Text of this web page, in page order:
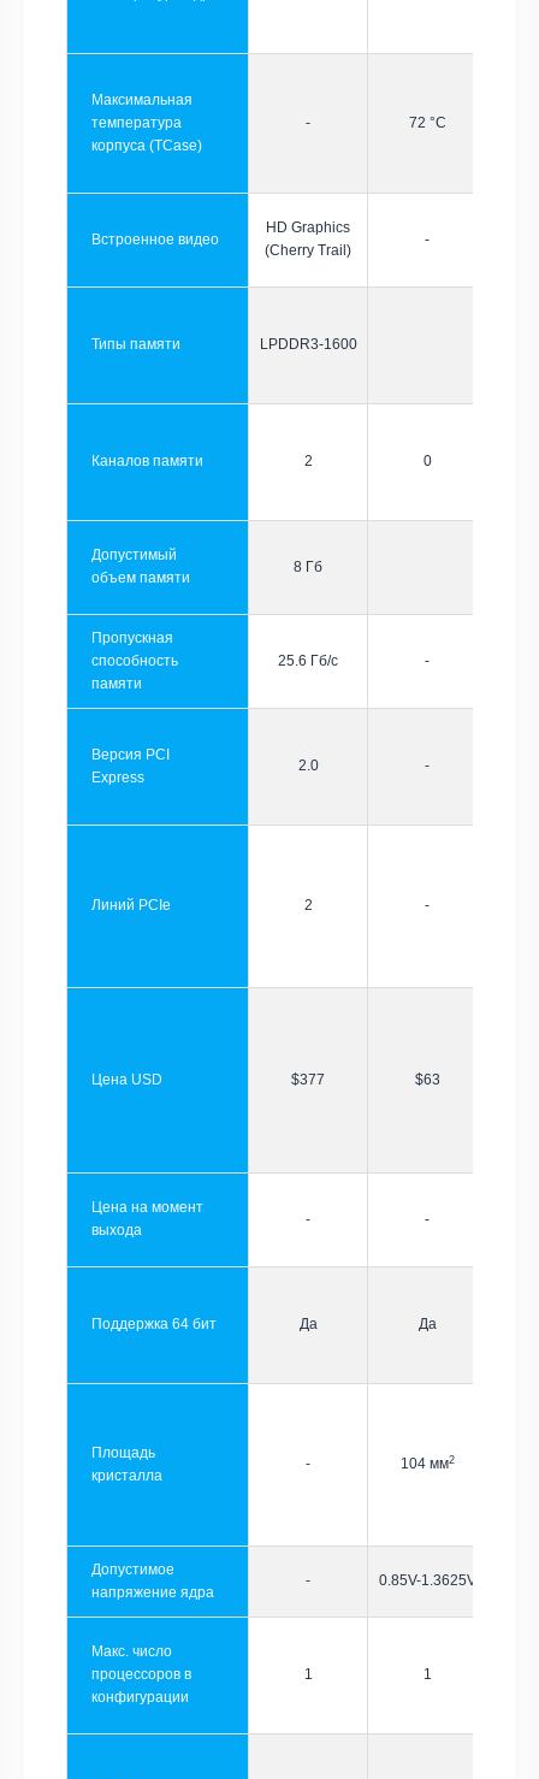
Максимальная
температура
корпуса (TCase)
- 72 °C
Встроенное видео
HD Graphics
(Cherry Trail)
-
Типы памяти LPDDR3-1600
Каналов памяти 2 0
Допустимый
объем памяти
8 Гб
Пропускная
способность
памяти
25.6 Гб/с -
Версия PCI
Express
2.0 -
Линий PCIe 2 -
Цена USD $377 $63
Цена на момент
выхода
- -
Поддержка 64 бит Да Да
Площадь
кристалла
- 104 мм2
Допустимое
напряжение ядра
- 0.85V-1.3625V
Макс. число
процессоров в
конфигурации
1 1